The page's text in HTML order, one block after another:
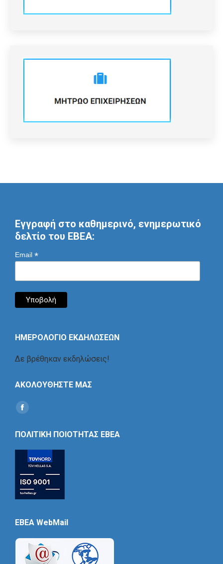
Εγγραφή στο καθημερινό, ενημερωτικό
δελτίο του ΕΒΕΑ:
Email *
ΗΜΕΡΟΛΟΓΙΟ ΕΚΔΗΛΩΣΕΩΝ
Δε βρέθηκαν εκδηλώσεις!
ΑΚΟΛΟΥΘΗΣΤΕ ΜΑΣ
Find us on:
Social
ΠΟΛΙΤΙΚΗ ΠΟΙΟΤΗΤΑΣ ΕΒΕΑ
EBEA WebMail